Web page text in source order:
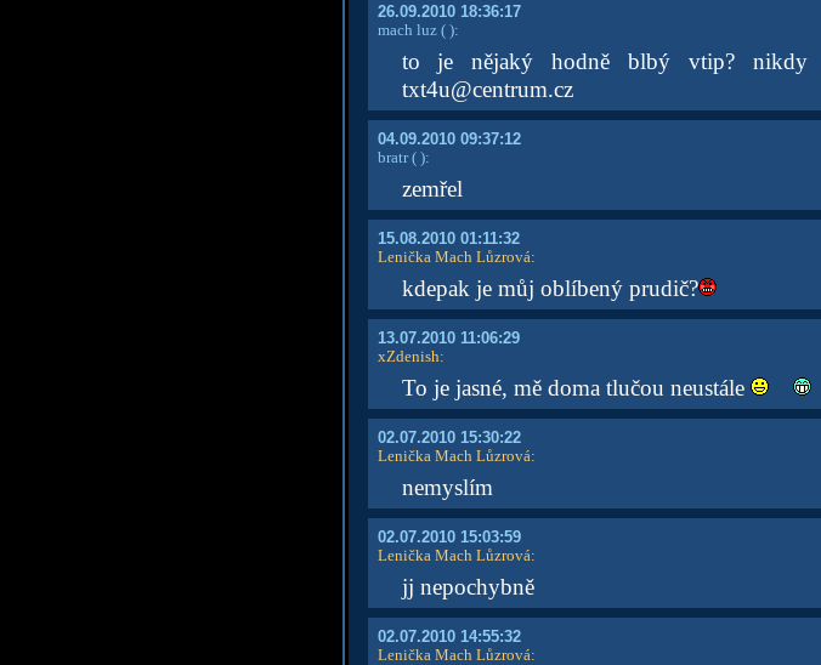
26.09.2010 18:36:17
mach luz( ):
to je nějaký hodně blbý vtip?
txt4u@centrum.cz
04.09.2010 09:37:12
bratr( ):
zemřel
15.08.2010 01:11:32
Lenička Mach Lůzrová:
kdepak je můj oblíbený prudič?
13.07.2010 11:06:29
xZdenish:
To je jasné, mě doma tlučou neustále
02.07.2010 15:30:22
Lenička Mach Lůzrová:
nemyslím
02.07.2010 15:03:59
Lenička Mach Lůzrová:
jj nepochybně
02.07.2010 14:55:32
Lenička Mach Lůzrová: